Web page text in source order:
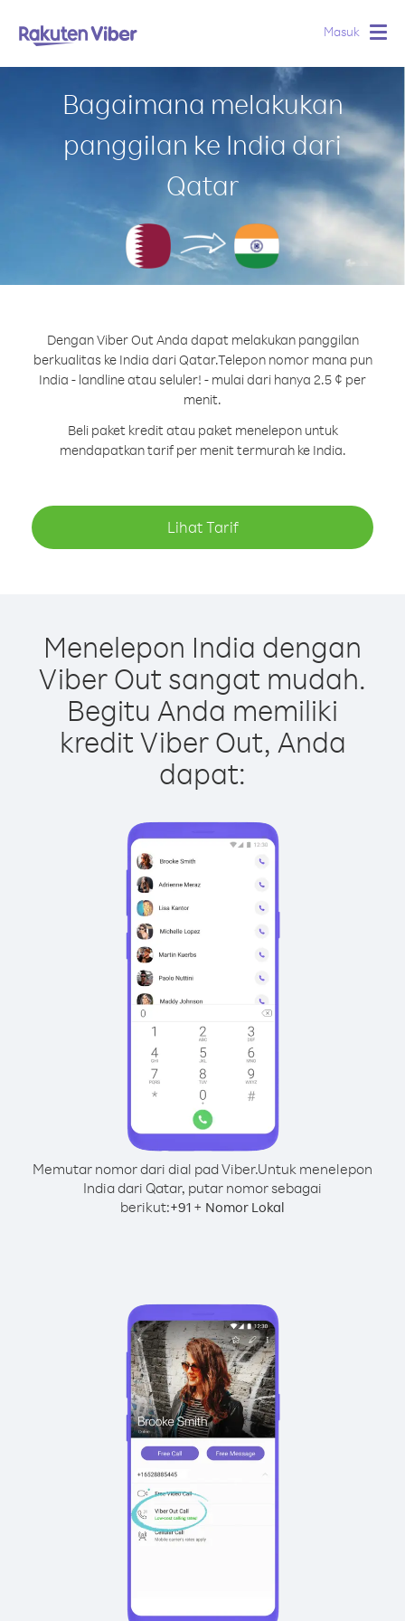
Masuk
Bagaimana melakukan
panggilan ke India dari
Qatar
Dengan Viber Out Anda dapat melakukan panggilan
berkualitas ke India dari Qatar.Telepon nomor mana pun
India - landline atau seluler! - mulai dari hanya 2.5 ¢ per
menit.
Beli paket kredit atau paket menelepon untuk
mendapatkan tarif per menit termurah ke India.
Lihat Tarif
Menelepon India dengan
Viber Out sangat mudah.
Begitu Anda memiliki
kredit Viber Out, Anda
dapat:
Memutar nomor dari dial pad Viber.Untuk menelepon
India dari Qatar, putar nomor sebagai
berikut:+91 + Nomor Lokal